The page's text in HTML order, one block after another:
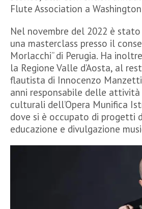
Flute Association a Washington
Nel novembre del 2022 è
una masterclass presso il
Morlacchi” di Perugia. Ha
la Regione Valle d’Aosta, al
flautista di Innocenzo
anni responsabile delle
culturali dell’Opera Munifica
dove si è occupato di progetti
educazione e divulgazione